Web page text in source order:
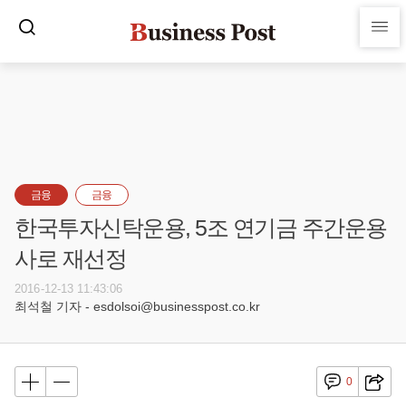
금융 금융
한국투자신탁운용, 5조 연기금 주간운용
사로 재선정
2016-12-13 11:43:06
최석철 기자 - esdolsoi@businesspost.co.kr
0